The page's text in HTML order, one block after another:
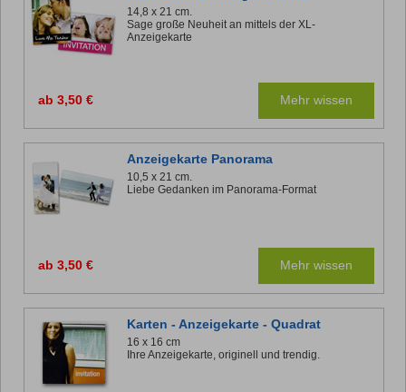
14,8 x 21 cm.
Sage große Neuheit an mittels der XL-
Anzeigekarte
ab 3,50 € Mehr wissen
Anzeigekarte Panorama
10,5 x 21 cm.
Liebe Gedanken im Panorama-Format
ab 3,50 € Mehr wissen
Karten - Anzeigekarte - Quadrat
16 x 16 cm
Ihre Anzeigekarte, originell und trendig.